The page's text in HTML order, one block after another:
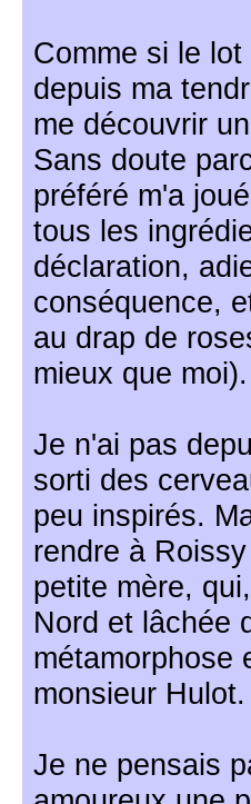
Comme si le
depuis ma
me découvrir
Sans doute
préféré m'a
tous les
déclaration,
conséquence,
au drap de
mieux que moi).
Je n'ai pas
sorti des
peu inspirés.
rendre à
petite mère,
Nord et lâchée
métamorphose
monsieur Hulot.
Je ne pensais